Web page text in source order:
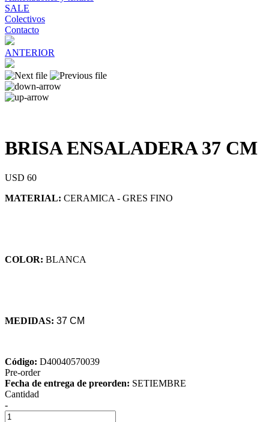
SALE
Colectivos
Contacto
ANTERIOR
BRISA ENSALADERA 37 CM
USD 60
MATERIAL: CERAMICA - GRES FINO
COLOR: BLANCA
MEDIDAS: 37 CM
Código: D40040570039
Pre-order
Fecha de entrega de preorden: SETIEMBRE
Cantidad
-